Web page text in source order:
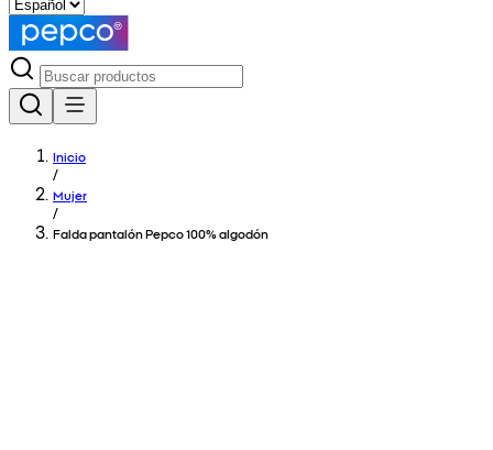
Inicio
/
Mujer
/
Falda pantalón Pepco 100% algodón